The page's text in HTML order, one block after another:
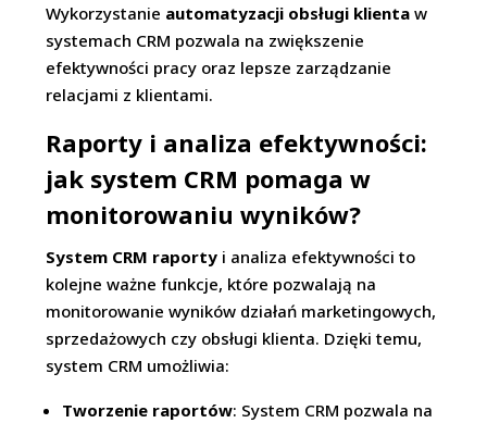
Wykorzystanie automatyzacji obsługi klienta w
systemach CRM pozwala na zwiększenie
efektywności pracy oraz lepsze zarządzanie
relacjami z klientami.
Raporty i analiza efektywności:
jak system CRM pomaga w
monitorowaniu wyników?
System CRM raporty i analiza efektywności to
kolejne ważne funkcje, które pozwalają na
monitorowanie wyników działań marketingowych,
sprzedażowych czy obsługi klienta. Dzięki temu,
system CRM umożliwia:
Tworzenie raportów: System CRM pozwala na